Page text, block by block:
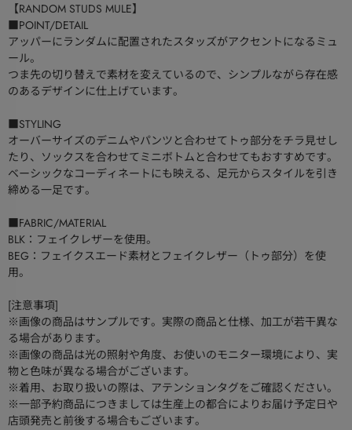
【RANDOM STUDS MULE】
■POINT/DETAIL
アッパーにランダムに配置されたスタッズがアクセントになるミュ
ール。
つま先の切り替えで素材を変えているので、シンプルながら存在感
のあるデザインに仕上げています。
■STYLING
オーバーサイズのデニムやパンツと合わせてトゥ部分をチラ見せし
たり、ソックスを合わせてミニボトムと合わせてもおすすめです。
ベーシックなコーディネートにも映える、足元からスタイルを引き
締める一足です。
■FABRIC/MATERIAL
BLK：フェイクレザーを使用。
BEG：フェイクスエード素材とフェイクレザー（トゥ部分）を使
用。
[注意事項]
※画像の商品はサンプルです。実際の商品と仕様、加工が若干異な
る場合があります。
※画像の商品は光の照射や角度、お使いのモニター環境により、実
物と色味が異なる場合がございます。
※着用、お取り扱いの際は、アテンションタグをご確認ください。
※一部予約商品につきましては生産上の都合によりお届け予定日や
店頭発売と前後する場合もございます。